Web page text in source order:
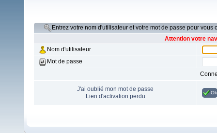
Entrez votre nom d'utilisateur et votre mot de passe pour vous
Attention votre
Nom d'utilisateur
Mot de passe
J'ai oublié mon mot de passe
Lien d'activation perdu
Ok